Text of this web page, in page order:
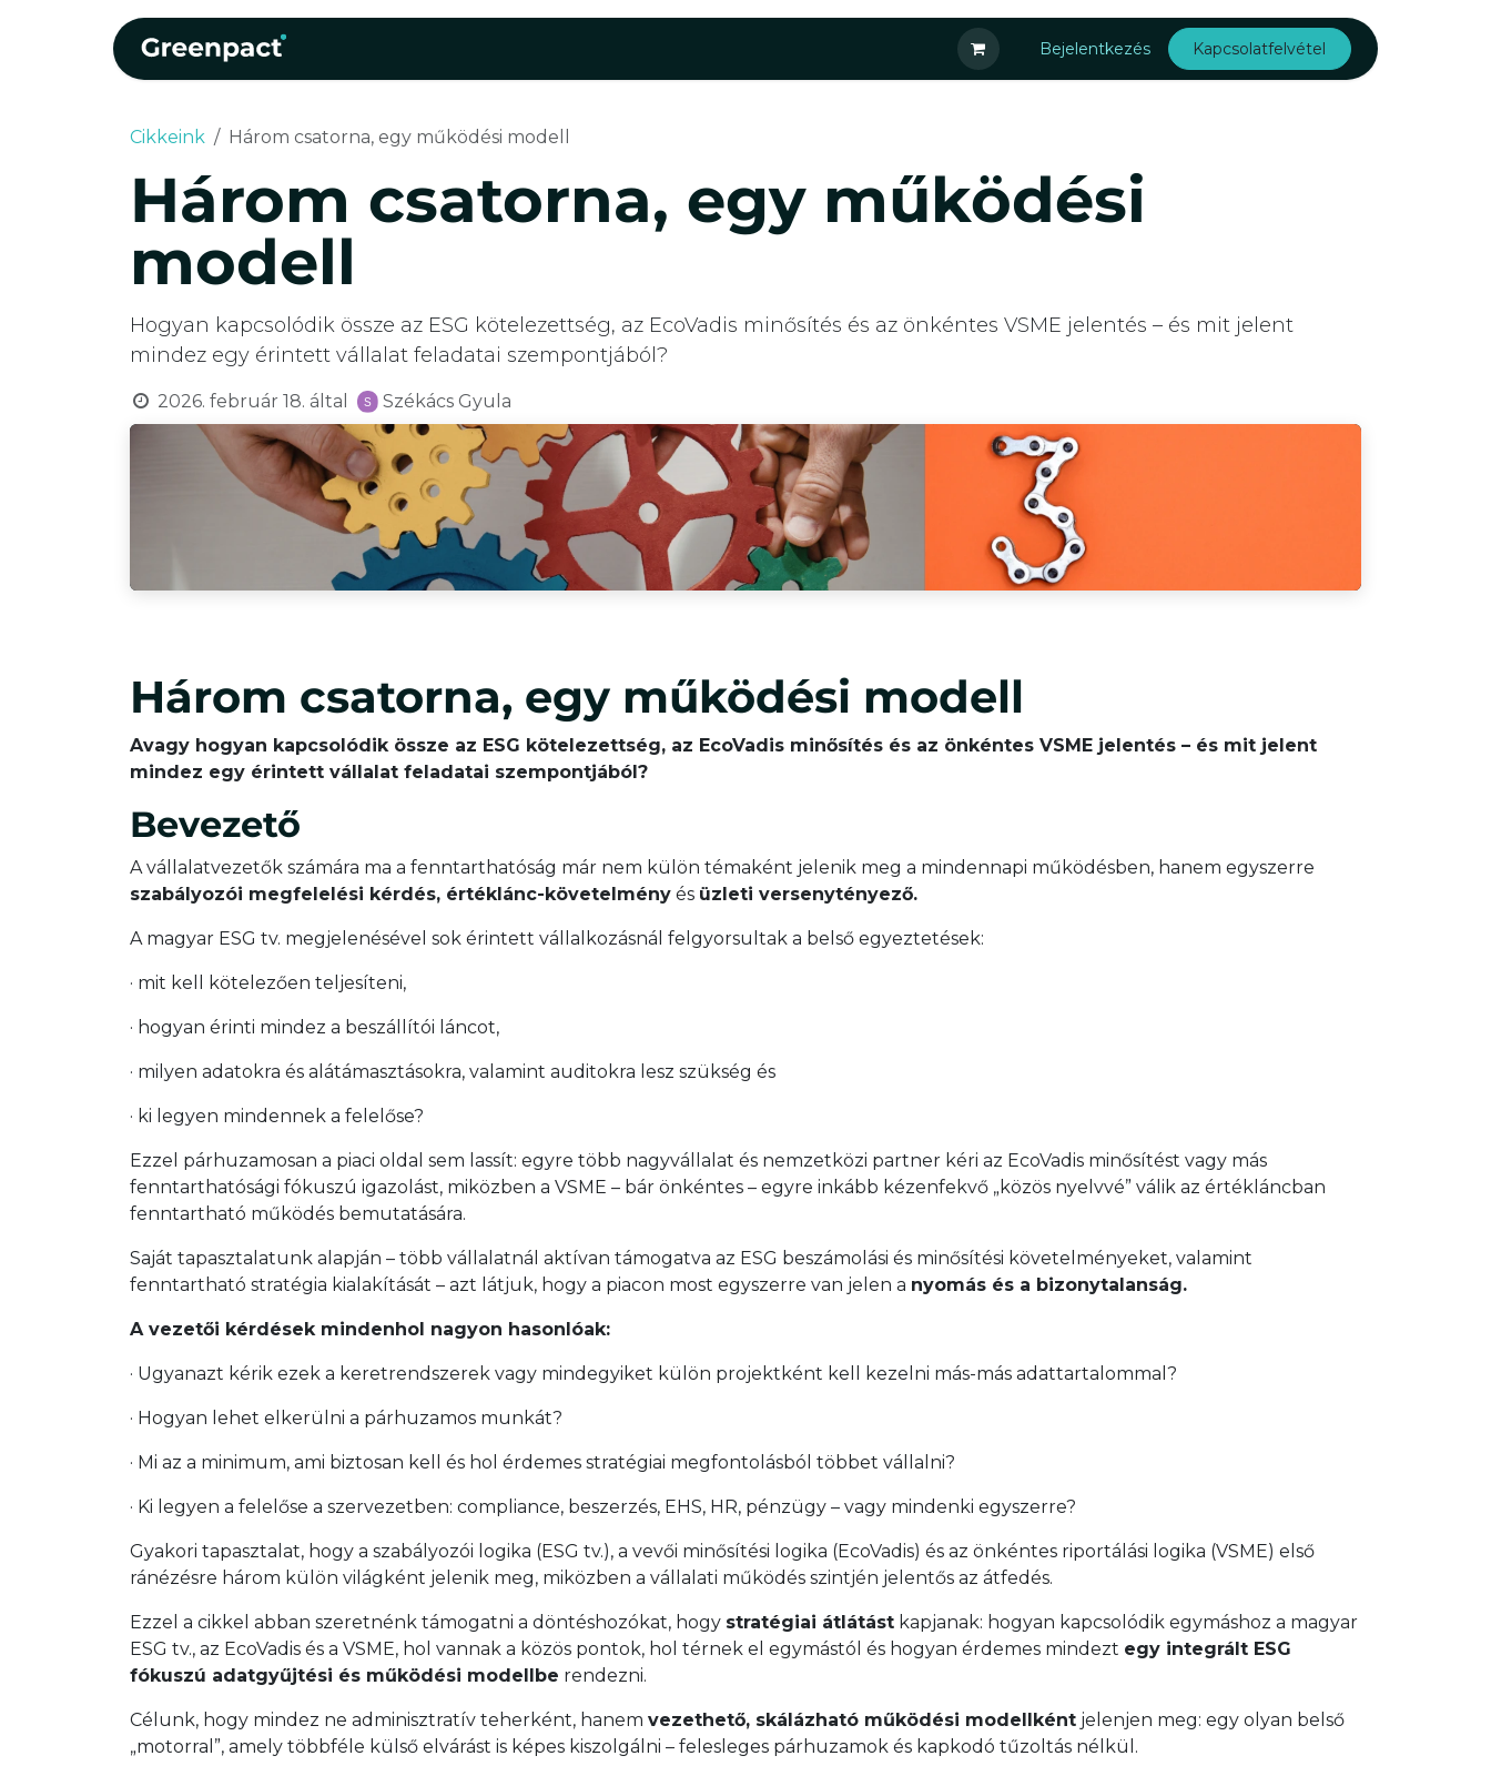
Blog RólunkBejelentkezés Kapcsolatfelvétel
Cikkeink Három csatorna, egy működési modell
Három csatorna, egy működési
modell
Hogyan kapcsolódik össze az ESG kötelezettség, az EcoVadis minősítés és az önkéntes VSME jelentés – és mit jelent
mindez egy érintett vállalat feladatai szempontjából?
2026. február 18. által Székács Gyula
Három csatorna, egy működési modell
Avagy hogyan kapcsolódik össze az ESG kötelezettség, az EcoVadis minősítés és az önkéntes VSME jelentés – és mit jelent
mindez egy érintett vállalat feladatai szempontjából?
Bevezető
A vállalatvezetők számára ma a fenntarthatóság már nem külön témaként jelenik meg a mindennapi működésben, hanem egyszerre
szabályozói megfelelési kérdés, értéklánc-követelmény és üzleti versenytényező.
A magyar ESG tv. megjelenésével sok érintett vállalkozásnál felgyorsultak a belső egyeztetések:
· mit kell kötelezően teljesíteni,
· hogyan érinti mindez a beszállítói láncot,
· milyen adatokra és alátámasztásokra, valamint auditokra lesz szükség és
· ki legyen mindennek a felelőse?
Ezzel párhuzamosan a piaci oldal sem lassít: egyre több nagyvállalat és nemzetközi partner kéri az EcoVadis minősítést vagy más
fenntarthatósági fókuszú igazolást, miközben a VSME – bár önkéntes – egyre inkább kézenfekvő „közös nyelvvé” válik az értékláncban
fenntartható működés bemutatására.
Saját tapasztalatunk alapján – több vállalatnál aktívan támogatva az ESG beszámolási és minősítési követelményeket, valamint
fenntartható stratégia kialakítását – azt látjuk, hogy a piacon most egyszerre van jelen a nyomás és a bizonytalanság.
A vezetői kérdések mindenhol nagyon hasonlóak:
· Ugyanazt kérik ezek a keretrendszerek vagy mindegyiket külön projektként kell kezelni más-más adattartalommal?
· Hogyan lehet elkerülni a párhuzamos munkát?
· Mi az a minimum, ami biztosan kell és hol érdemes stratégiai megfontolásból többet vállalni?
· Ki legyen a felelőse a szervezetben: compliance, beszerzés, EHS, HR, pénzügy – vagy mindenki egyszerre?
Gyakori tapasztalat, hogy a szabályozói logika (ESG tv.), a vevői minősítési logika (EcoVadis) és az önkéntes riportálási logika (VSME) első
ránézésre három külön világként jelenik meg, miközben a vállalati működés szintjén jelentős az átfedés.
Ezzel a cikkel abban szeretnénk támogatni a döntéshozókat, hogy stratégiai átlátást kapjanak: hogyan kapcsolódik egymáshoz a magyar
ESG tv., az EcoVadis és a VSME, hol vannak a közös pontok, hol térnek el egymástól és hogyan érdemes mindezt egy integrált ESG
fókuszú adatgyűjtési és működési modellbe rendezni.
Célunk, hogy mindez ne adminisztratív teherként, hanem vezethető, skálázható működési modellként jelenjen meg: egy olyan belső
„motorral”, amely többféle külső elvárást is képes kiszolgálni – felesleges párhuzamok és kapkodó tűzoltás nélkül.